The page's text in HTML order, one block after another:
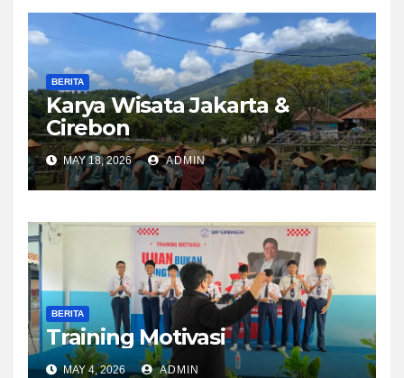
BERITA
Karya Wisata Jakarta &
Cirebon
MAY 18, 2026 ADMIN
BERITA
Training Motivasi
MAY 4, 2026 ADMIN